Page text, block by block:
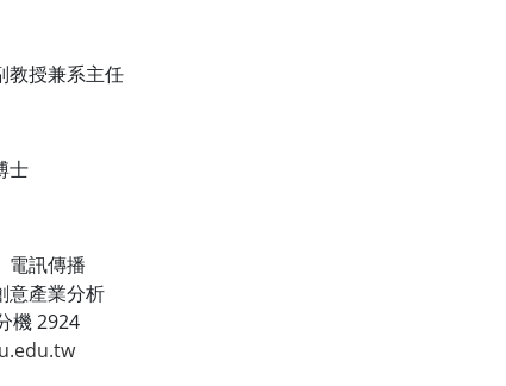
教授兼系主任
士
電訊傳播
意產業分析
機 2924